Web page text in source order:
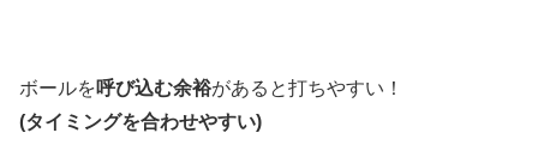
ボールを呼び込む余裕があると打ちやすい！
(タイミングを合わせやすい)